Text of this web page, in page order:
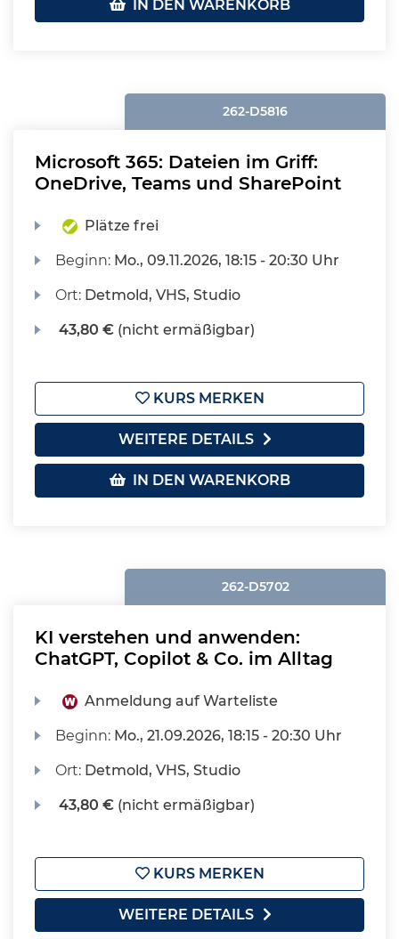
IN DEN WARENKORB
262-D5816
Microsoft 365: Dateien im Griff:
OneDrive, Teams und SharePoint
Plätze frei
Beginn: Mo., 09.11.2026, 18:15 - 20:30 Uhr
Ort: Detmold, VHS, Studio
43,80 € (nicht ermäßigbar)
KURS MERKEN
WEITERE DETAILS
IN DEN WARENKORB
262-D5702
KI verstehen und anwenden:
ChatGPT, Copilot & Co. im Alltag
Anmeldung auf Warteliste
Beginn: Mo., 21.09.2026, 18:15 - 20:30 Uhr
Ort: Detmold, VHS, Studio
43,80 € (nicht ermäßigbar)
KURS MERKEN
WEITERE DETAILS